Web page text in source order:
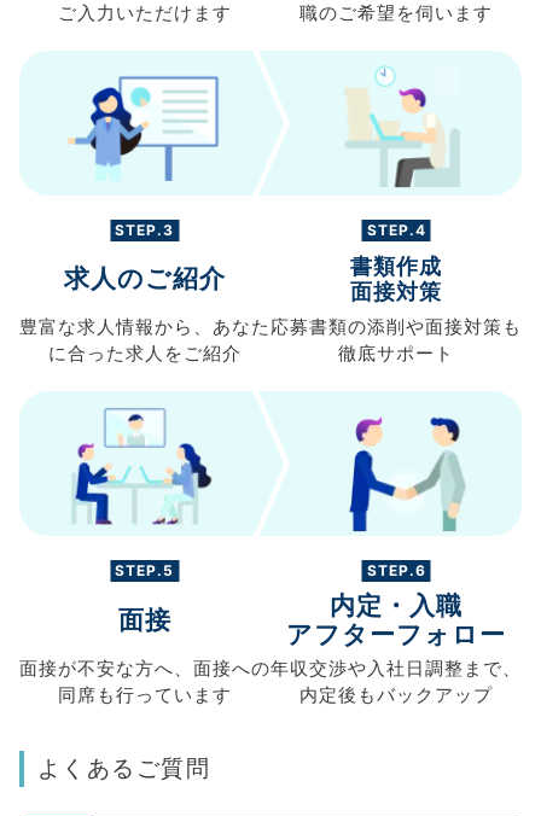
ご入力 いただけます
職のご希望を伺います
STEP.3
求人のご紹介
豊富な求人情報から、 あなた
に合った求人を ご紹介
STEP.4
書類作成
面接対策
応募書類の添削や面接対策も
徹底サポート
STEP.5
面接
面接が不安な方へ、 面接への
同席も行っています
STEP.6
内定・入職
アフターフォロー
年収交渉や入社日調整まで、
内定後もバックアップ
よくあるご質問